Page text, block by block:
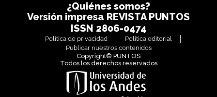
¿Quiénes somos?
Versión impresa REVISTA PUNTOS
ISSN 2806-0474
Política de privacidad
Política editorial
Publicar nuestros contenidos
Copyright© PUNTOS
Todos los derechos reservados